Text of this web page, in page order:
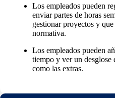
Los empleados pueden
enviar partes de horas
gestionar proyectos y
normativa.
Los empleados pueden
tiempo y ver un desglose
como las extras.